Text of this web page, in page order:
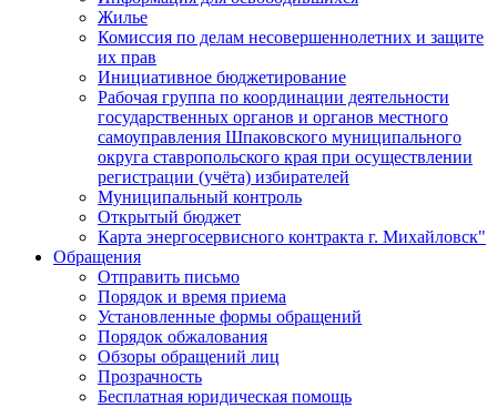
Жилье
Комиссия по делам несовершеннолетних и защите
их прав
Инициативное бюджетирование
Рабочая группа по координации деятельности
государственных органов и органов местного
самоуправления Шпаковского муниципального
округа ставропольского края при осуществлении
регистрации (учёта) избирателей
Муниципальный контроль
Открытый бюджет
Карта энергосервисного контракта г. Михайловск"
Обращения
Отправить письмо
Порядок и время приема
Установленные формы обращений
Порядок обжалования
Обзоры обращений лиц
Прозрачность
Бесплатная юридическая помощь